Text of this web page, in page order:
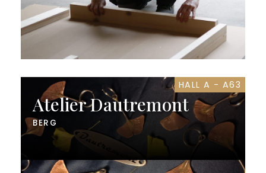
HALL A - A63
Atelier Dautremont
BERG